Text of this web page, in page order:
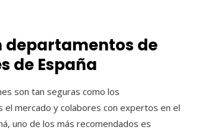
departamentos de
de España
son tan seguras como los
el mercado y colabores con expertos en el
uno de los más recomendados es